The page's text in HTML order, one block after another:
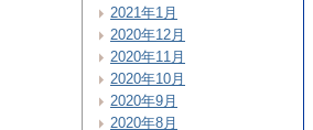
2021年1月
2020年12月
2020年11月
2020年10月
2020年9月
2020年8月